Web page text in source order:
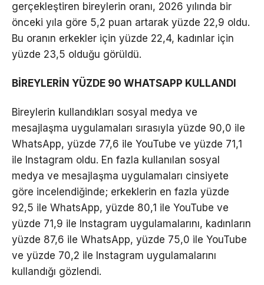
gerçekleştiren bireylerin oranı, 2026 yılında bir
önceki yıla göre 5,2 puan artarak yüzde 22,9 oldu.
Bu oranın erkekler için yüzde 22,4, kadınlar için
yüzde 23,5 olduğu görüldü.
BİREYLERİN YÜZDE 90 WHATSAPP KULLANDI
Bireylerin kullandıkları sosyal medya ve
mesajlaşma uygulamaları sırasıyla yüzde 90,0 ile
WhatsApp, yüzde 77,6 ile YouTube ve yüzde 71,1
ile Instagram oldu. En fazla kullanılan sosyal
medya ve mesajlaşma uygulamaları cinsiyete
göre incelendiğinde; erkeklerin en fazla yüzde
92,5 ile WhatsApp, yüzde 80,1 ile YouTube ve
yüzde 71,9 ile Instagram uygulamalarını, kadınların
yüzde 87,6 ile WhatsApp, yüzde 75,0 ile YouTube
ve yüzde 70,2 ile Instagram uygulamalarını
kullandığı gözlendi.